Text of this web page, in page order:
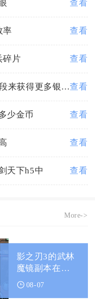
查看
率 查看
碎片 查看
忘仙hd有没有什么合理的手段来获得更多银块查看
少金币 查看
查看
天下h5中 查看
More->
影之刃3的武林
魔镜副本在哪
里找08-07